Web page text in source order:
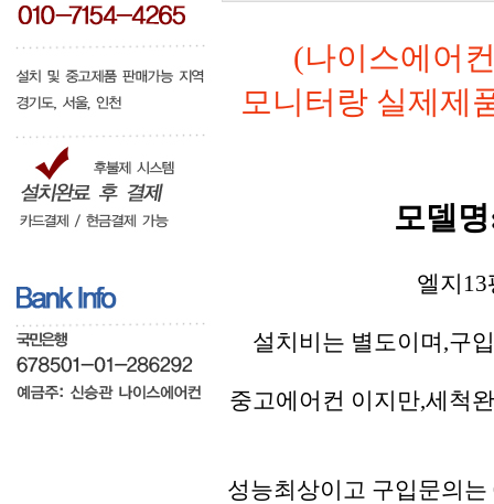
(나이스에어
모니터랑 실제제
모델
엘지
설치비는 별도이며,구
중고에어컨 이지만,세척
성능최상이고 구입문의